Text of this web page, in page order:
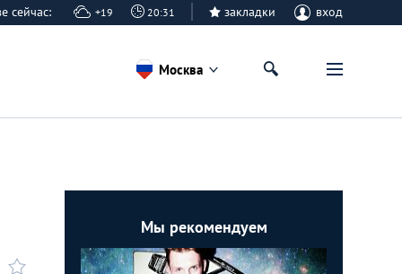
сейчас: +19 20:31 закладки вход
Москва
Мы рекомендуем